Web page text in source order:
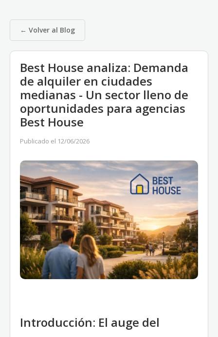
← Volver al Blog
Best House analiza: Demanda
de alquiler en ciudades
medianas - Un sector lleno de
oportunidades para agencias
Best House
Publicado el 12/06/2026
Introducción: El auge del